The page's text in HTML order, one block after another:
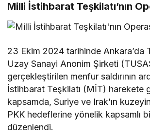
Milli İstihbarat Teşkilatı’nın
23 Ekim 2024 tarihinde Ankara’da
Uzay Sanayi Anonim Şirketi
gerçekleştirilen menfur saldırının
İstihbarat Teşkilatı (MİT) harekete
kapsamda, Suriye ve Irak’ın
PKK hedeflerine yönelik kapsamlı
düzenlendi.